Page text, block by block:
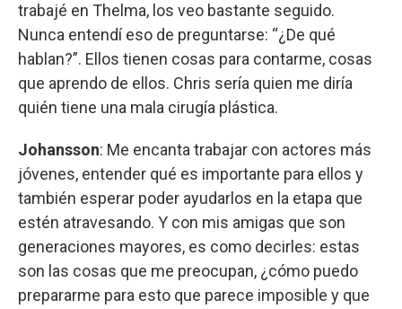
trabajé en Thelma, los veo bastante seguido.
Nunca entendí eso de preguntarse: “¿De qué
hablan?”. Ellos tienen cosas para contarme, cosas
que aprendo de ellos. Chris sería quien me diría
quién tiene una mala cirugía plástica.
Johansson: Me encanta trabajar con actores más
jóvenes, entender qué es importante para ellos y
también esperar poder ayudarlos en la etapa que
estén atravesando. Y con mis amigas que son
generaciones mayores, es como decirles: estas
son las cosas que me preocupan, ¿cómo puedo
prepararme para esto que parece imposible y que